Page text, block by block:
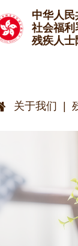
中华人
社会福利
残疾人士
关于我们